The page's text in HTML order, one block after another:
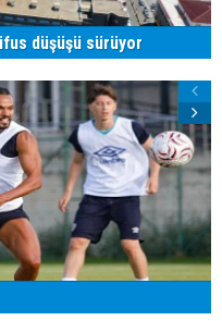
düşüşü sürüyor